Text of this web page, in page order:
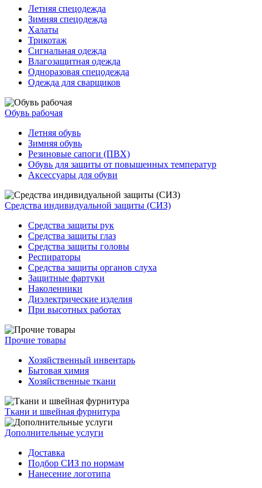
Летняя спецодежда
Зимняя спецодежда
Халаты
Трикотаж
Сигнальная одежда
Влагозащитная одежда
Одноразовая спецодежда
Одежда для сварщиков
Обувь рабочая
Летняя обувь
Зимняя обувь
Резиновые сапоги (ПВХ)
Обувь для защиты от повышенных температур
Аксессуары для обуви
Средства индивидуальной защиты (СИЗ)
Средства защиты рук
Средства защиты глаз
Средства защиты головы
Респираторы
Средства защиты органов слуха
Защитные фартуки
Наколенники
Диэлектрические изделия
При высотных работах
Прочие товары
Хозяйственный инвентарь
Бытовая химия
Хозяйственные ткани
Ткани и швейная фурнитура
Дополнительные услуги
Доставка
Подбор СИЗ по нормам
Нанесение логотипа